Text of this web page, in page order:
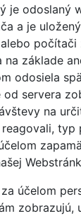
je odoslaný
a je
počítači
na základe
odosiela
servera
na
typ
účelom
zobrazujú,